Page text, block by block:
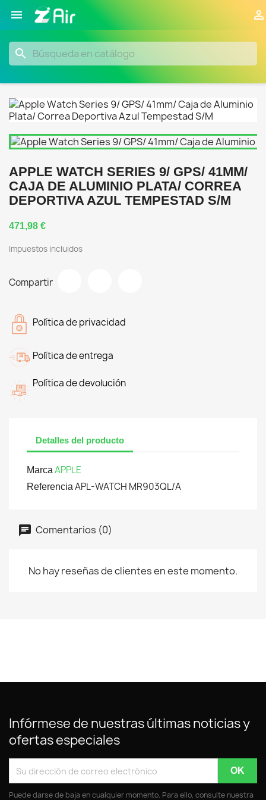
 
search
APPLE WATCH SERIES 9/ GPS/ 41MM/
CAJA DE ALUMINIO PLATA/ CORREA
DEPORTIVA AZUL TEMPESTAD S/M
471,98 €
Impuestos incluidos
Compartir
Política de privacidad
Política de entrega
Política de devolución
Detalles del producto
Marca APPLE
Referencia APL-WATCH MR903QL/A
Comentarios (0)
No hay reseñas de clientes en este momento.
Infórmese de nuestras últimas noticias y
ofertas especiales
Puede darse de baja en cualquier momento. Para ello, consulte nuestra